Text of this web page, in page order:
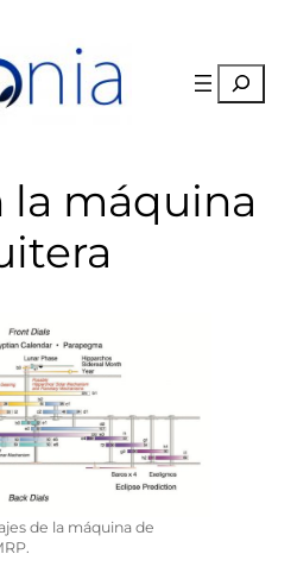
Buscar
la máquina
de la máquina de